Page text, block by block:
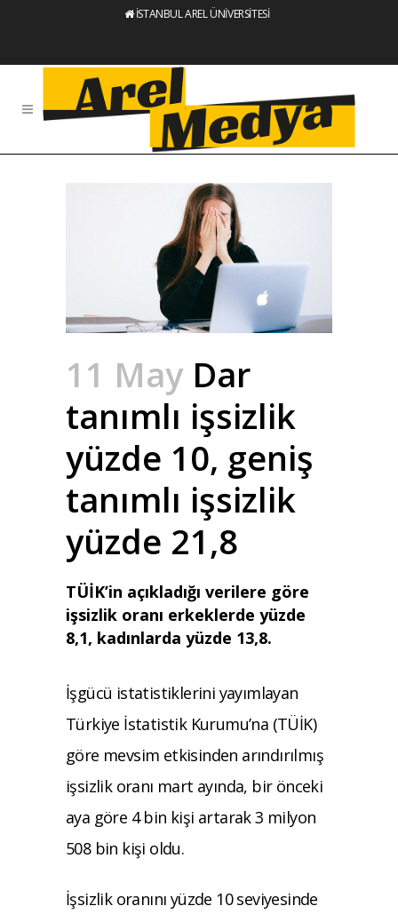
İSTANBUL AREL ÜNİVERSİTESİ
11 May Dar
tanımlı işsizlik
yüzde 10, geniş
tanımlı işsizlik
yüzde 21,8
TÜİK’in açıkladığı verilere göre
işsizlik oranı erkeklerde yüzde
8,1, kadınlarda yüzde 13,8.
İşgücü istatistiklerini yayımlayan
Türkiye İstatistik Kurumu’na (TÜİK)
göre mevsim etkisinden arındırılmış
işsizlik oranı mart ayında, bir önceki
aya göre 4 bin kişi artarak 3 milyon
508 bin kişi oldu.
İşsizlik oranını yüzde 10 seviyesinde